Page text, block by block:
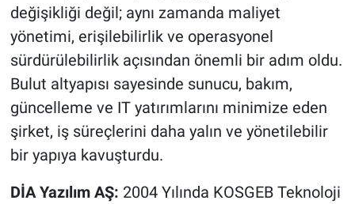
değişikliği değil; aynı zamanda maliyet
yönetimi, erişilebilirlik ve operasyonel
sürdürülebilirlik açısından önemli bir adım oldu.
Bulut altyapısı sayesinde sunucu, bakım,
güncelleme ve IT yatırımlarını minimize eden
şirket, iş süreçlerini daha yalın ve yönetilebilir
bir yapıya kavuşturdu.
DİA Yazılım AŞ: 2004 Yılında KOSGEB Teknoloji